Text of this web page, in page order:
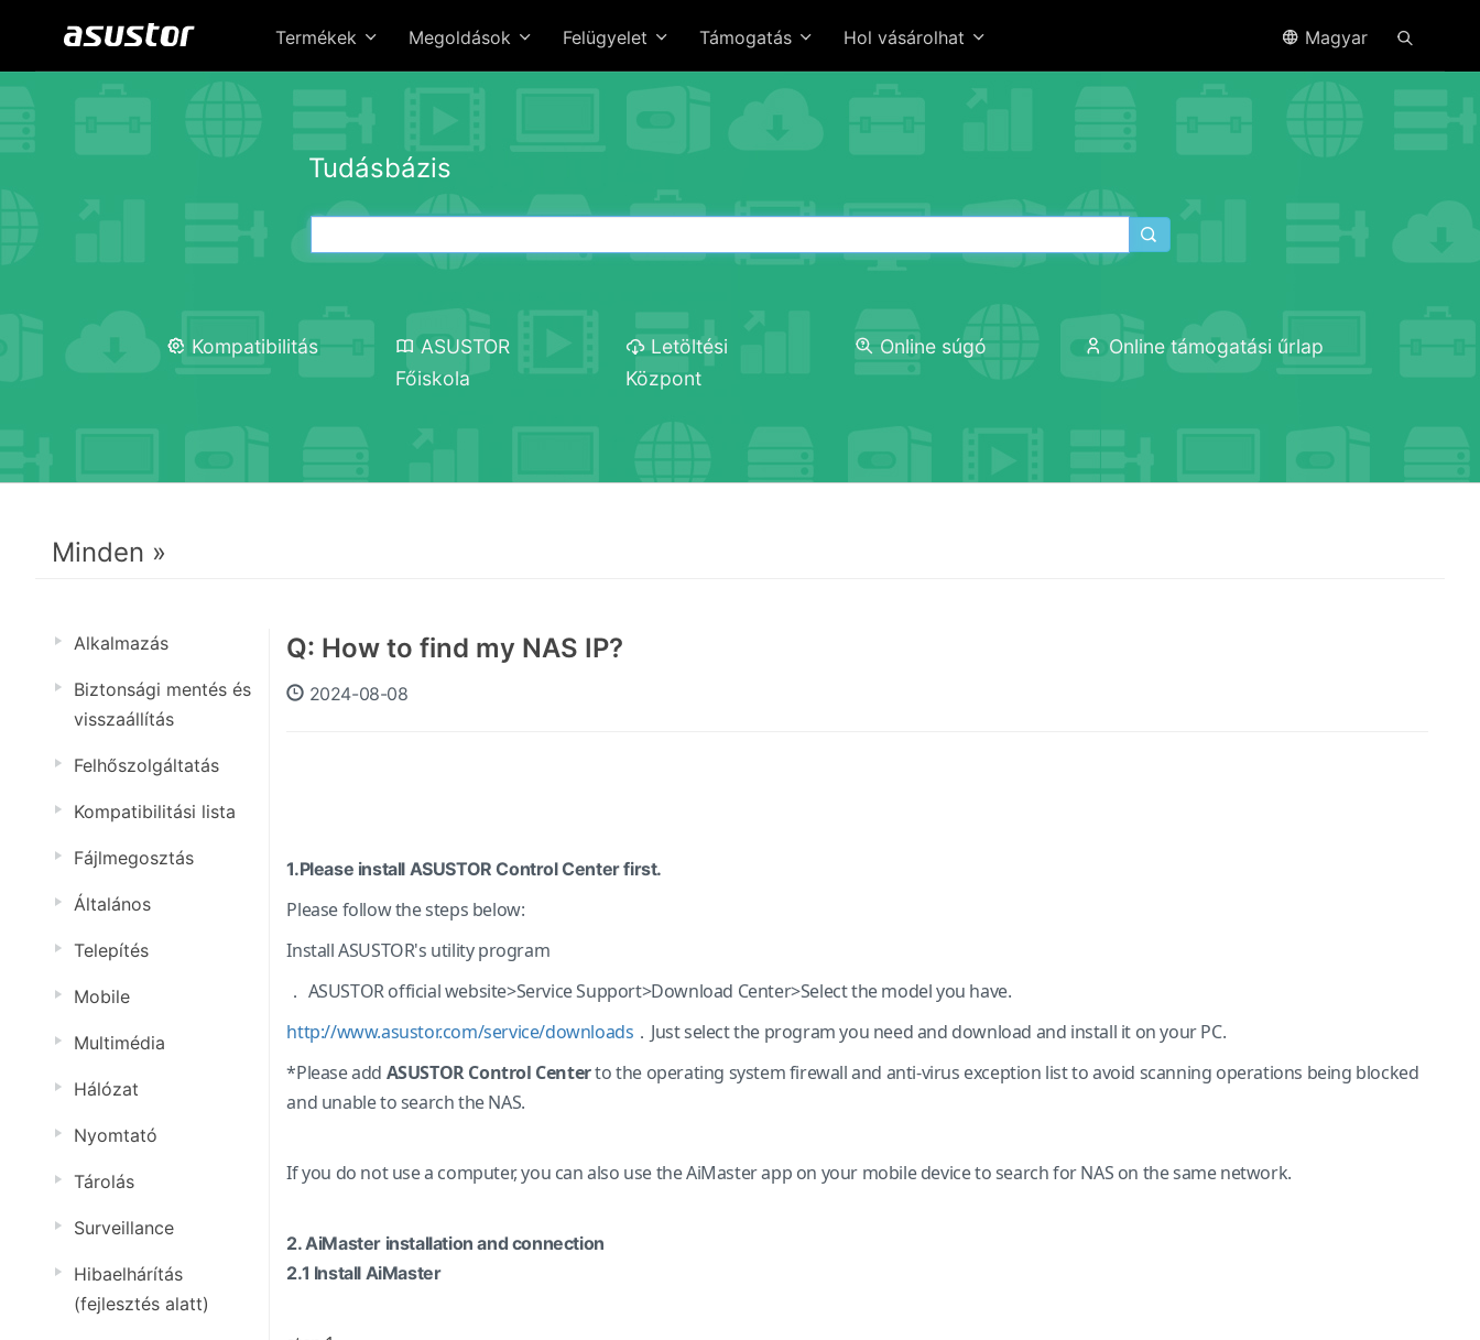
Termékek Megoldások Felügyelet Támogatás Hol vásárolhat Magyar
Tudásbázis
Kompatibilitás
ASUSTOR
Főiskola
Letöltési
Központ
Online súgó Online támogatási űrlap
Minden »
Alkalmazás
Biztonsági mentés és
visszaállítás
Felhőszolgáltatás
Kompatibilitási lista
Fájlmegosztás
Általános
Telepítés
Mobile
Multimédia
Hálózat
Nyomtató
Tárolás
Surveillance
Hibaelhárítás
(fejlesztés alatt)
Q: How to find my NAS IP?
2024-08-08
1.Please install ASUSTOR Control Center first.
Please follow the steps below:
Install ASUSTOR's utility program
． ASUSTOR official website>Service Support>Download Center>Select the model you have.
http://www.asustor.com/service/downloads ．Just select the program you need and download and install it on your PC.
*Please add ASUSTOR Control Centerto the operating system firewall and anti-virus exception list to avoid scanning operations being blocked
and unable to search the NAS.
If you do not use a computer, you can also use the AiMaster app on your mobile device to search for NAS on the same network.
2. AiMaster installation and connection
2.1 Install AiMaster